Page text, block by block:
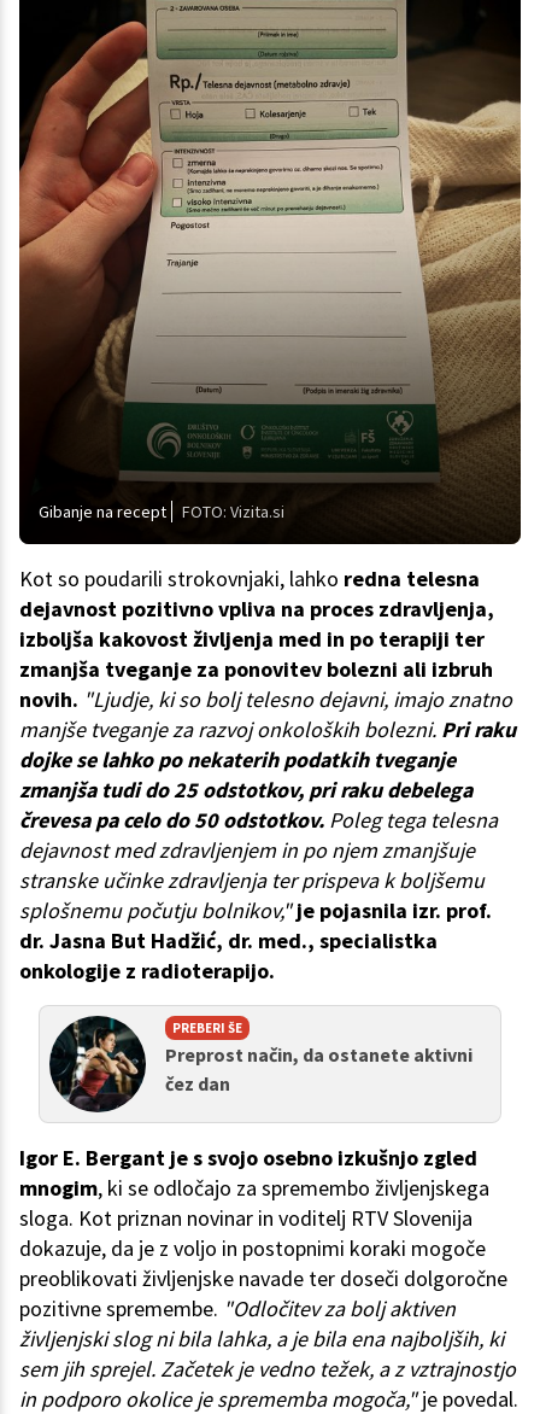
Gibanje na recept FOTO: Vizita.si
Kot so poudarili strokovnjaki, lahko redna telesna
dejavnost pozitivno vpliva na proces zdravljenja,
izboljša kakovost življenja med in po terapiji ter
zmanjša tveganje za ponovitev bolezni ali izbruh
novih. "Ljudje, ki so bolj telesno dejavni, imajo znatno
manjše tveganje za razvoj onkoloških bolezni. Pri raku
dojke se lahko po nekaterih podatkih tveganje
zmanjša tudi do 25 odstotkov, pri raku debelega
črevesa pa celo do 50 odstotkov. Poleg tega telesna
dejavnost med zdravljenjem in po njem zmanjšuje
stranske učinke zdravljenja ter prispeva k boljšemu
splošnemu počutju bolnikov," je pojasnila izr. prof.
dr. Jasna But Hadžić, dr. med., specialistka
onkologije z radioterapijo.
PREBERI ŠE
Preprost način, da ostanete aktivni
čez dan
Igor E. Bergant je s svojo osebno izkušnjo zgled
mnogim, ki se odločajo za spremembo življenjskega
sloga. Kot priznan novinar in voditelj RTV Slovenija
dokazuje, da je z voljo in postopnimi koraki mogoče
preoblikovati življenjske navade ter doseči dolgoročne
pozitivne spremembe. "Odločitev za bolj aktiven
življenjski slog ni bila lahka, a je bila ena najboljših, ki
sem jih sprejel. Začetek je vedno težek, a z vztrajnostjo
in podporo okolice je sprememba mogoča,"je povedal.